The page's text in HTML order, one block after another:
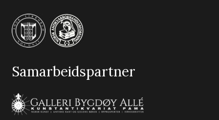
Samarbeidspartner